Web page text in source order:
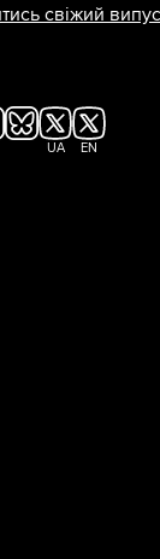
свіжий
UA EN